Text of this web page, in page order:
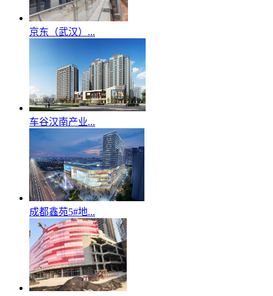
京东（武汉）...
车谷汉南产业...
成都鑫苑5#地...